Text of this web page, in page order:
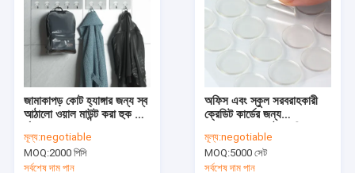
ভিডিও
VR প্রদর্শন
আমাদের সম্পর্কে
কারখানা ভ্রমণ
জামাকাপড় কোট হ্যাঙ্গার জন্য স্ব
আঠালো ওয়াল মাউন্ট করা হুক রেল
মূল্য:negotiable
MOQ:2000 পিসি
সর্বশেষ দাম পান
অফিস এবং স্কুল সরবরাহকারী
ক্রেডিট কার্ডের জন্য
রেস্টিকেবল স্টিকার
মূল্য:negotiable
MOQ:5000 সেট
সর্বশেষ দাম পান